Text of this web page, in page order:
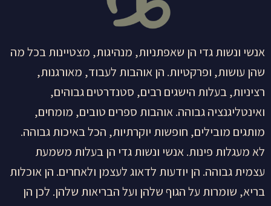
אנשי ונשות גדי הן שאפתניות, מנהיגות, מצטיינות בכל מה
שהן עושות, ופרקטיות. הן אוהבות לעבוד, מאורגנות,
רציניות, בעלות הישגים רבים, סטנדרטים גבוהים,
ואינטליגנציה גבוהה. אוהבות ספרים טובים, מומחים,
מותגים מובילים, חופשות יוקרתיות, הכל באיכות גבוהה.
לא מעגלות פינות. אנשי ונשות גדי הן בעלות משמעת
עצמית גבוהה. הן יודעות לדאוג לעצמן ולאחרים. הן אוכלות
בריא, שומרות על הגוף שלהן ועל הבריאות שלהן. לכן הן